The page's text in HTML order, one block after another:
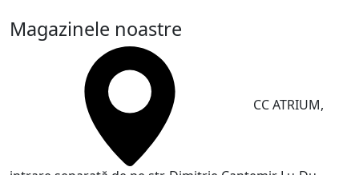
Magazinele noastre
CC ATRIUM,